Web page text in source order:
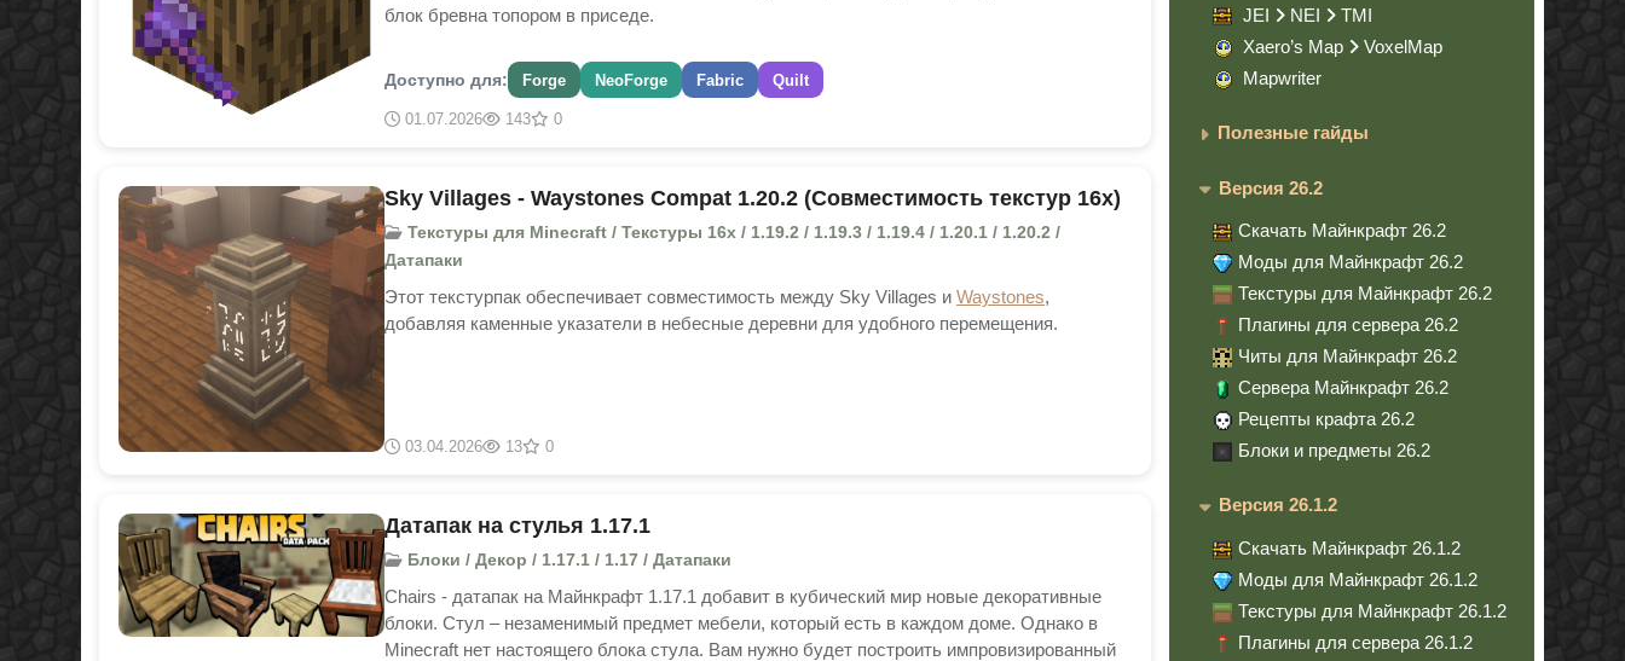
блок бревна топором в приседе.
Доступно для: Forge NeoForge Fabric Quilt
01.07.2026 143 0
Sky Villages - Waystones Compat 1.20.2 (Совместимость текстур 16x)
Текстуры для Minecraft / Текстуры 16x / 1.19.2 / 1.19.3 / 1.19.4 / 1.20.1 / 1.20.2 /
Датапаки
Этот текстурпак обеспечивает совместимость между Sky Villages и Waystones,
добавляя каменные указатели в небесные деревни для удобного перемещения.
03.04.2026 13 0
Датапак на стулья 1.17.1
Блоки / Декор / 1.17.1 / 1.17 / Датапаки
Chairs - датапак на Майнкрафт 1.17.1 добавит в кубический мир новые декоративные
блоки. Стул – незаменимый предмет мебели, который есть в каждом доме. Однако в
Minecraft нет настоящего блока стула. Вам нужно будет построить импровизированный
JEI
NEI
TMI
Xaero’s Map
VoxelMap
Mapwriter
Полезные гайды
Версия 26.2
Скачать Майнкрафт 26.2
Моды для Майнкрафт 26.2
Текстуры для Майнкрафт 26.2
Плагины для сервера 26.2
Читы для Майнкрафт 26.2
Сервера Майнкрафт 26.2
Рецепты крафта 26.2
Блоки и предметы 26.2
Версия 26.1.2
Скачать Майнкрафт 26.1.2
Моды для Майнкрафт 26.1.2
Текстуры для Майнкрафт 26.1.2
Плагины для сервера 26.1.2